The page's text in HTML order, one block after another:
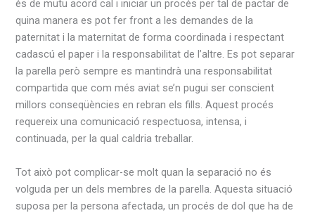
és de mutu acord cal i iniciar un procés per tal de pactar de
quina manera es pot fer front a les demandes de la
paternitat i la maternitat de forma coordinada i respectant
cadascú el paper i la responsabilitat de l’altre. Es pot separar
la parella però sempre es mantindrà una responsabilitat
compartida que com més aviat se’n pugui ser conscient
millors conseqüències en rebran els fills. Aquest procés
requereix una comunicació respectuosa, intensa, i
continuada, per la qual caldria treballar.
Tot això pot complicar-se molt quan la separació no és
volguda per un dels membres de la parella. Aquesta situació
suposa per la persona afectada, un procés de dol que ha de